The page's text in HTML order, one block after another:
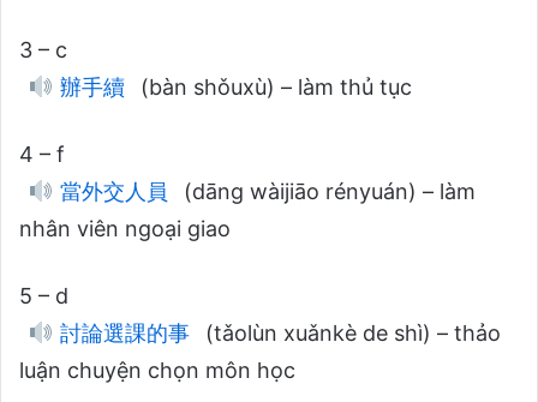
3 – c
辦手續
(bàn shǒuxù) – làm thủ tục
4 – f
當外交人員
(dāng wàijiāo rényuán) – làm
nhân viên ngoại giao
5 – d
討論選課的事
(tǎolùn xuǎnkè de shì) – thảo
luận chuyện chọn môn học